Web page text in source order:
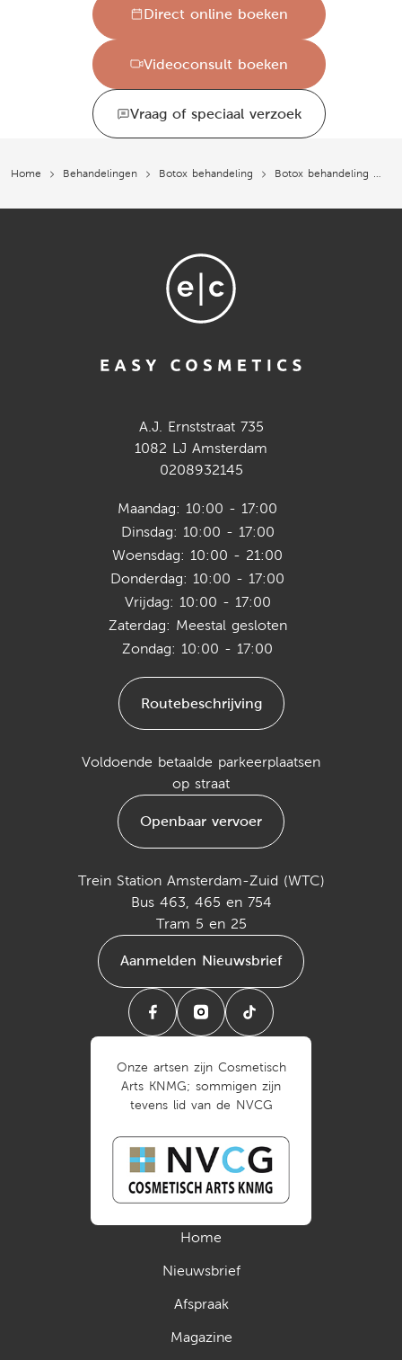
Direct online boeken
Videoconsult boeken
Vraag of speciaal verzoek
Home Behandelingen Botox behandeling Botox behandeling
A.J. Ernststraat 735
1082 LJ Amsterdam
0208932145
Maandag: 10:00 - 17:00
Dinsdag: 10:00 - 17:00
Woensdag: 10:00 - 21:00
Donderdag: 10:00 - 17:00
Vrijdag: 10:00 - 17:00
Zaterdag: Meestal gesloten
Zondag: 10:00 - 17:00
Routebeschrijving
Voldoende betaalde parkeerplaatsen
op straat
Openbaar vervoer
Trein Station Amsterdam-Zuid (WTC)
Bus 463, 465 en 754
Tram 5 en 25
Aanmelden Nieuwsbrief
Onze artsen zijn Cosmetisch
Arts KNMG; sommigen zijn
tevens lid van de NVCG
Home
Nieuwsbrief
Afspraak
Magazine